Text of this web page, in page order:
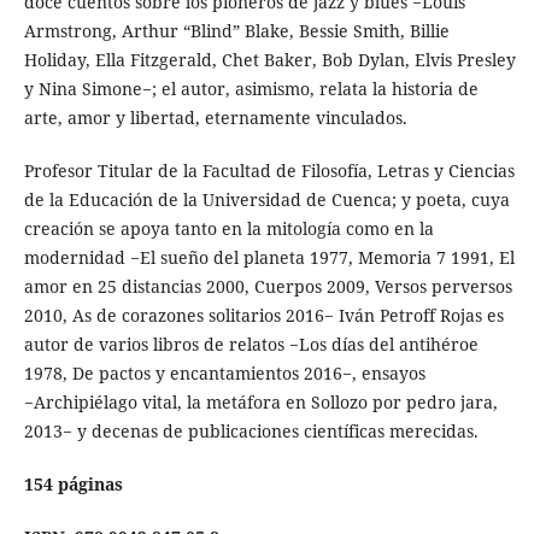
Armstrong, Arthur “Blind” Blake, Bessie Smith, Billie
Holiday, Ella Fitzgerald, Chet Baker, Bob Dylan, Elvis Presley
y Nina Simone−; el autor, asimismo, relata la historia de
arte, amor y libertad, eternamente vinculados.
Profesor Titular de la Facultad de Filosofía, Letras y Ciencias
de la Educación de la Universidad de Cuenca; y poeta, cuya
creación se apoya tanto en la mitología como en la
modernidad −El sueño del planeta 1977, Memoria 7 1991, El
amor en 25 distancias 2000, Cuerpos 2009, Versos perversos
2010, As de corazones solitarios 2016− Iván Petroff Rojas es
autor de varios libros de relatos −Los días del antihéroe
1978, De pactos y encantamientos 2016−, ensayos
−Archipiélago vital, la metáfora en Sollozo por pedro jara,
2013− y decenas de publicaciones científicas merecidas.
154 páginas